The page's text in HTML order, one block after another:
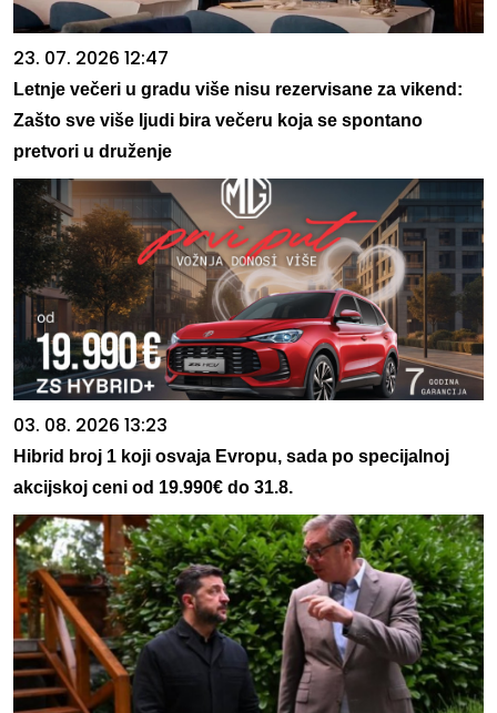
23. 07. 2026 12:47
Letnje večeri u gradu više nisu rezervisane za vikend:
Zašto sve više ljudi bira večeru koja se spontano
pretvori u druženje
03. 08. 2026 13:23
Hibrid broj 1 koji osvaja Evropu, sada po specijalnoj
akcijskoj ceni od 19.990€ do 31.8.